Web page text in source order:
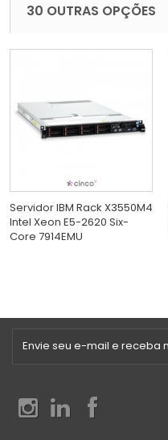
30 OUTRAS OPÇÕES
Servidor IBM Rack X3550M4
Intel Xeon E5-2620 Six-
Core 7914EMU